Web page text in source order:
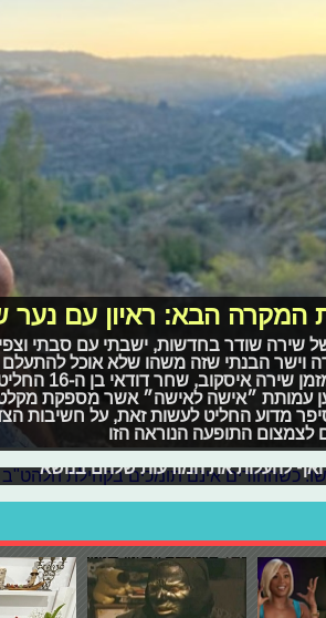
המקרה הבא: ראיון עם נער
שירה שודר בחדשות, ישבתי עם סבתי
וישר הבנתי שזה משהו שלא אוכל להתעלם
שחשפה לא
עמותת ״אישה לאישה״ אשר מספקת מקלט
מדוע החליט לעשות זאת, על חשיבות
לצמצום התופעה הנוראה הזו
כשההורים אינם
הכנו עבורכם רשימת טיפים
לצאת מהבית. כן כן, אנחנו מדברים על
הבאה, תוכלו לשוחח עם הוריכם על קהילת
ואף להעלות את המודעות שלהם בנושא